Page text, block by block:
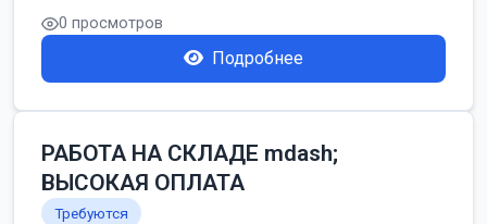
0 просмотров
Подробнее
РАБОТА НА СКЛАДЕ mdash;
ВЫСОКАЯ ОПЛАТА
Требуются